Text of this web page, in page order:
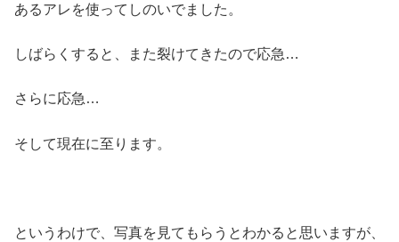
あるアレを使ってしのいでました。
しばらくすると、また裂けてきたので応急…
さらに応急…
そして現在に至ります。
というわけで、写真を見てもらうとわかると思いますが、